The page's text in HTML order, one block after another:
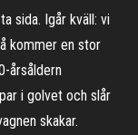
sida. Igår kväll: vi
kommer en stor
årsåldern
i golvet och slår
skakar.